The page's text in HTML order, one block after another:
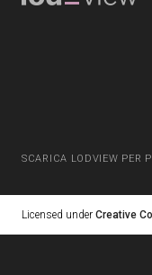
SCARICA LODVIEW PER
Licensed under Creative